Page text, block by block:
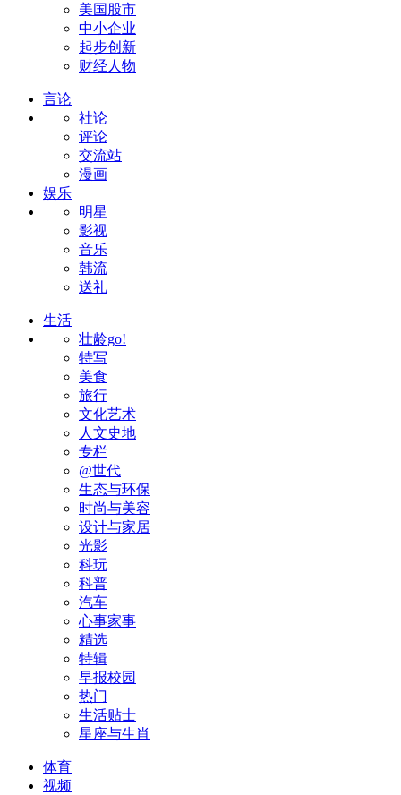
美国股市
中小企业
起步创新
财经人物
言论
社论
评论
交流站
漫画
娱乐
明星
影视
音乐
韩流
送礼
生活
壮龄go!
特写
美食
旅行
文化艺术
人文史地
专栏
@世代
生态与环保
时尚与美容
设计与家居
光影
科玩
科普
汽车
心事家事
精选
特辑
早报校园
热门
生活贴士
星座与生肖
体育
视频